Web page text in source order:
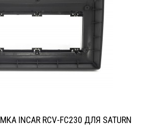
INCAR RCV-FC230 ДЛЯ SATURN